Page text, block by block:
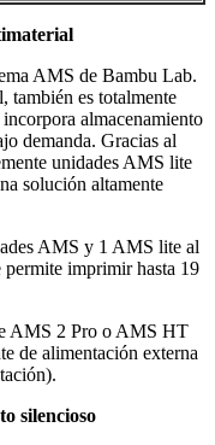
AMS de Bambu Lab.
es totalmente
almacenamiento
demanda. Gracias al
unidades AMS lite
solución altamente
AMS y 1 AMS lite al
imprimir hasta 19
AMS 2 Pro o AMS HT
de alimentación externa
silencioso